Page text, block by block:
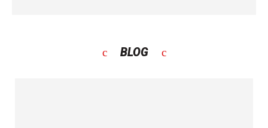
BLOG